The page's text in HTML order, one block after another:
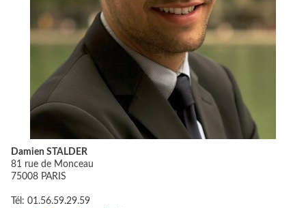
Damien STALDER
81 rue de Monceau
75008 PARIS
Tél: 01.56.59.29.59